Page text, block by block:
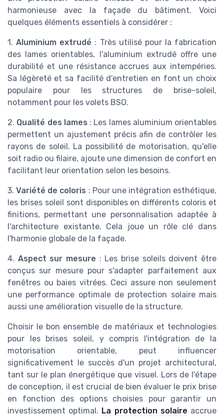
harmonieuse avec la façade du bâtiment. Voici
quelques éléments essentiels à considérer :
1.Aluminium extrudé : Très utilisé pour la fabrication
des lames orientables, l'aluminium extrudé offre une
durabilité et une résistance accrues aux intempéries.
Sa légèreté et sa facilité d'entretien en font un choix
populaire pour les structures de brise-soleil,
notamment pour les volets BSO.
2. Qualité des lames : Les lames aluminium orientables
permettent un ajustement précis afin de contrôler les
rayons de soleil. La possibilité de motorisation, qu'elle
soit radio ou filaire, ajoute une dimension de confort en
facilitant leur orientation selon les besoins.
3.Variété de coloris : Pour une intégration esthétique,
les brises soleil sont disponibles en différents coloris et
finitions, permettant une personnalisation adaptée à
l'architecture existante. Cela joue un rôle clé dans
l'harmonie globale de la façade.
4. Aspect sur mesure : Les brise soleils doivent être
conçus sur mesure pour s'adapter parfaitement aux
fenêtres ou baies vitrées. Ceci assure non seulement
une performance optimale de protection solaire mais
aussi une amélioration visuelle de la structure.
Choisir le bon ensemble de matériaux et technologies
pour les brises soleil, y compris l'intégration de la
motorisation orientable, peut influencer
significativement le succès d'un projet architectural,
tant sur le plan énergétique que visuel. Lors de l'étape
de conception, il est crucial de bien évaluer le prix brise
en fonction des options choisies pour garantir un
investissement optimal. La protection solaire accrue